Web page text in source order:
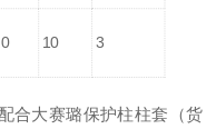
10 3
合大赛璐保护柱柱套（货